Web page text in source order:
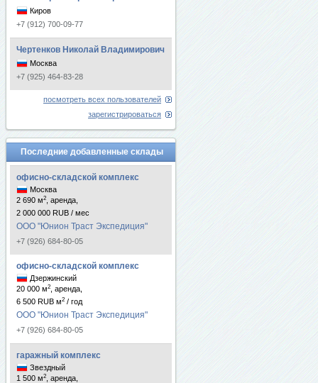
Киров
+7 (912) 700-09-77
Чертенков Николай Владимирович
Москва
+7 (925) 464-83-28
посмотреть всех пользователей
зарегистрироваться
Последние добавленные склады
офисно-складской комплекс
Москва
2 690 м2
, аренда,
2 000 000 RUB / мес
ООО "Юнион Траст Экспедиция"
+7 (926) 684-80-05
офисно-складской комплекс
Дзержинский
20 000 м2
, аренда,
6 500 RUB м2 / год
ООО "Юнион Траст Экспедиция"
+7 (926) 684-80-05
гаражный комплекс
Звездный
1 500 м2
, аренда,